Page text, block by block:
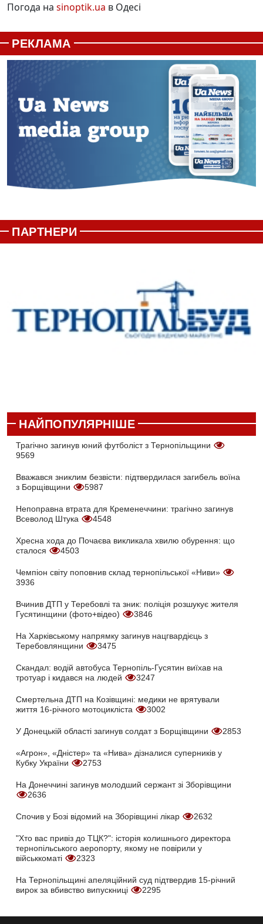
Погода на sinoptik.ua в Одесі
РЕКЛАМА
ПАРТНЕРИ
НАЙПОПУЛЯРНІШЕ
Трагічно загинув юний футболіст з Тернопільщини
9569
Вважався зниклим безвісти: підтвердилася загибель воїна
з Борщівщини
5987
Непоправна втрата для Кременеччини: трагічно загинув
Всеволод Штука
4548
Хресна хода до Почаєва викликала хвилю обурення: що
сталося
4503
Чемпіон світу поповнив склад тернопільської «Ниви»
3936
Вчинив ДТП у Теребовлі та зник: поліція розшукує жителя
Гусятинщини (фото+відео)
3846
На Харківському напрямку загинув нацгвардієць з
Теребовлянщини
3475
Скандал: водій автобуса Тернопіль-Гусятин виїхав на
тротуар і кидався на людей
3247
Смертельна ДТП на Козівщині: медики не врятували
життя 16-річного мотоцикліста
3002
У Донецькій області загинув солдат з Борщівщини 2853
«Агрон», «Дністер» та «Нива» дізналися суперників у
Кубку України
2753
На Донеччині загинув молодший сержант зі Зборівщини
2636
Спочив у Бозі відомий на Зборівщині лікар 2632
"Хто вас привіз до ТЦК?": історія колишнього директора
тернопільського аеропорту, якому не повірили у
військкоматі
2323
На Тернопільщині апеляційний суд підтвердив 15-річний
вирок за вбивство випускниці
2295